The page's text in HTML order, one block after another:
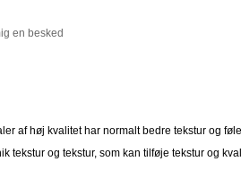
en besked
af høj kvalitet har normalt bedre tekstur og
tekstur og tekstur, som kan tilføje tekstur og